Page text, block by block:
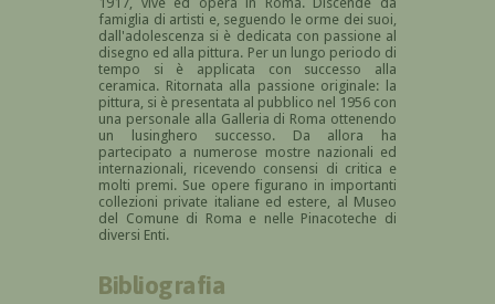
famiglia di artisti e, seguendo le orme dei suoi,
dall'adolescenza si è dedicata con passione al
disegno ed alla pittura. Per un lungo periodo di
tempo si è applicata con successo alla
ceramica. Ritornata alla passione originale: la
pittura, si è presentata al pubblico nel 1956 con
una personale alla Galleria di Roma ottenendo
un lusinghero successo. Da allora ha
partecipato a numerose mostre nazionali ed
internazionali, ricevendo consensi di critica e
molti premi. Sue opere figurano in importanti
collezioni private italiane ed estere, al Museo
del Comune di Roma e nelle Pinacoteche di
diversi Enti.
Bibliografia